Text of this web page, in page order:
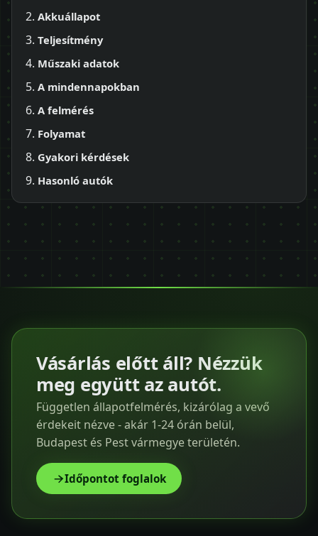
Akkuállapot
Teljesítmény
Műszaki adatok
A mindennapokban
A felmérés
Folyamat
Gyakori kérdések
Hasonló autók
Vásárlás előtt áll? Nézzük
meg együtt az autót.
Független állapotfelmérés, kizárólag a vevő
érdekeit nézve - akár 1-24 órán belül,
Budapest és Pest vármegye területén.
Időpontot foglalok